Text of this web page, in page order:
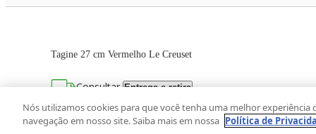
Tagine 27 cm Vermelho Le Creuset
Consultar Entrega e retira
Preços e condições de
As imagens dos produtos são meramente ilustrativas.
Avenida Zaki Narchi, nº 1650, sobreloja,
Nós utilizamos cookies para que você tenha uma melhor experiência
navegação em nosso site. Saiba mais em nossa Política de